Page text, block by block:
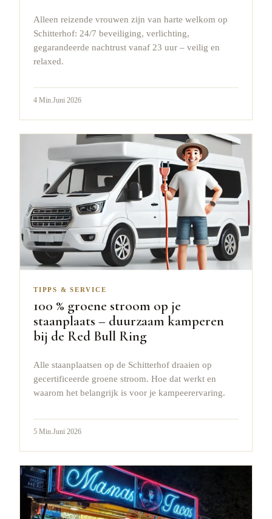
Alleen reizende vrouwen zijn van harte welkom op
Schitterhof: 24/7 beveiliging, verlichting,
gegarandeerde nachtrust vanaf 23 uur – veilig en
relaxed.
4 Min. Juni 2026
TIPPS & SERVICE
100 % groene stroom op je
staanplaats – duurzaam kamperen
bij de Red Bull Ring
Alle staanplaatsen op de Schitterhof draaien op
gecertificeerde groene stroom. Hoe dat werkt en
waarom het belangrijk is voor je kampeerervaring.
5 Min.Juni 2026